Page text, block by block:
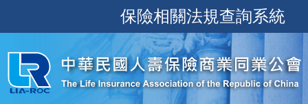
至
主
內
保險相關法規查詢系統